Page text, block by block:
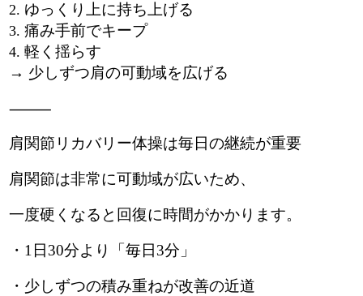
ゆっくり上に持ち上げる
痛み手前でキープ
軽く揺らす
→ 少しずつ肩の可動域を広げる
⸻
肩関節リカバリー体操は毎日の継続が重要
肩関節は非常に可動域が広いため、
一度硬くなると回復に時間がかかります。
・1日30分より「毎日3分」
・少しずつの積み重ねが改善の近道